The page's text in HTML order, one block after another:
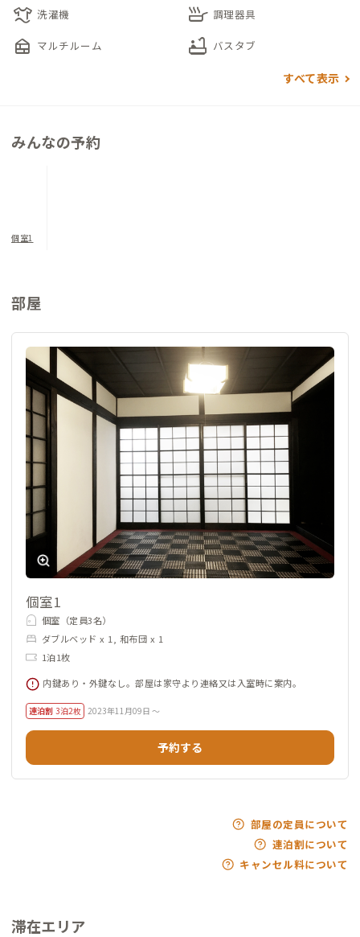
laundry 洗濯機 skillet 調理器具
nest_multi_room マルチルーム bathtub バスタブ
すべて表示
みんなの予約
個室1
部屋
個室1
個室（定員3名）
ダブルベッド x 1, 和布団 x 1
1泊1枚
内鍵あり・外鍵なし。部屋は家守より連絡又は入室時に案内。
連泊割 3泊2枚 2023年11月09日 ～
予約する
部屋の定員について
連泊割について
キャンセル料について
滞在エリア